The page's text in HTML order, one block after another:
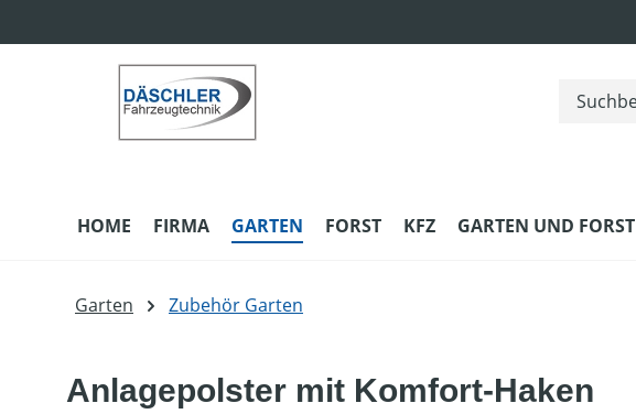
HOME FIRMA GARTEN FORST KFZ GARTEN UND FORST
Garten Zubehör Garten
Anlagepolster mit Komfort-Haken